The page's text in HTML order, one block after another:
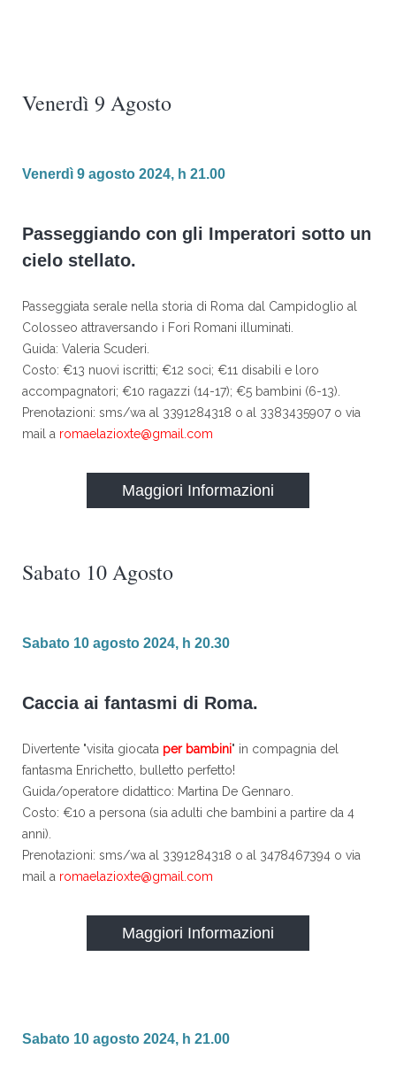
Venerdì 9 Agosto
Venerdì 9 agosto 2024, h 21.00
Passeggiando con gli Imperatori sotto un
cielo stellato.
Passeggiata serale nella storia di Roma dal Campidoglio al
Colosseo attraversando i Fori Romani illuminati.
Guida: Valeria Scuderi.
Costo: €13 nuovi iscritti; €12 soci; €11 disabili e loro
accompagnatori; €10 ragazzi (14-17); €5 bambini (6-13).
Prenotazioni: sms/wa al 3391284318 o al 3383435907 o via
mail a romaelazioxte@gmail.com
Maggiori Informazioni
Sabato 10 Agosto
Sabato 10 agosto 2024, h 20.30
Caccia ai fantasmi di Roma.
Divertente "visita giocata per bambini" in compagnia del
fantasma Enrichetto, bulletto perfetto!
Guida/operatore didattico: Martina De Gennaro.
Costo: €10 a persona (sia adulti che bambini a partire da 4
anni).
Prenotazioni: sms/wa al 3391284318 o al 3478467394 o via
mail a romaelazioxte@gmail.com
Maggiori Informazioni
Sabato 10 agosto 2024, h 21.00